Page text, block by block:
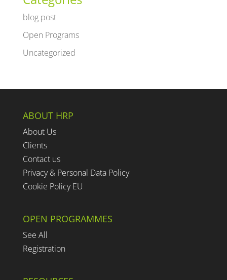
blog post
Open Programs
Uncategorized
ABOUT HRP
About Us
Clients
Contact us
Privacy & Personal Data Policy
Cookie Policy EU
OPEN PROGRAMMES
See All
Registration